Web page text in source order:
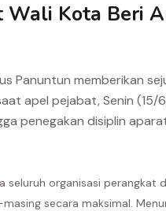
Kota Beri
Panuntun memberikan
apel pejabat, Senin
penegakan disiplin
organisasi perangkat
secara maksimal.